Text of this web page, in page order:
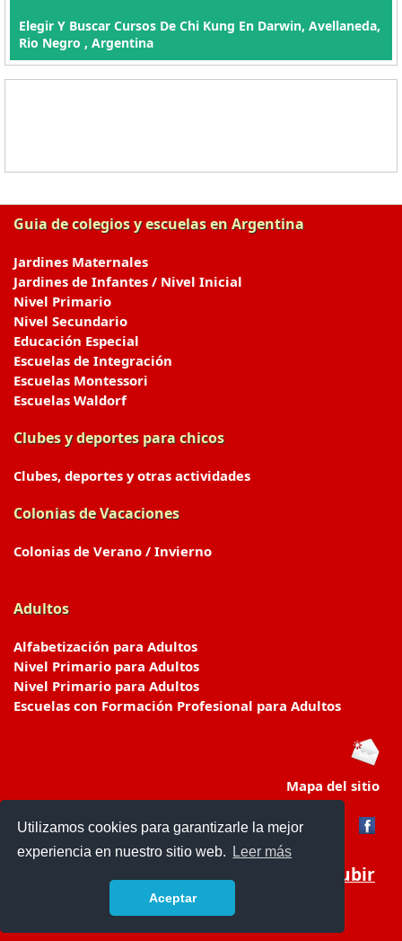
Utilizamos cookies para garantizarle la mejor
experiencia en nuestro sitio web.
Leer más
Aceptar
Elegir Y Buscar Cursos De Chi Kung En Darwin, Avellaneda,
Rio Negro , Argentina
Guia de colegios y escuelas en Argentina
Jardines Maternales
Jardines de Infantes / Nivel Inicial
Nivel Primario
Nivel Secundario
Educación Especial
Escuelas de Integración
Escuelas Montessori
Escuelas Waldorf
Clubes y deportes para chicos
Clubes, deportes y otras actividades
Colonias de Vacaciones
Colonias de Verano / Invierno
Adultos
Alfabetización para Adultos
Nivel Primario para Adultos
Nivel Primario para Adultos
Escuelas con Formación Profesional para Adultos
Mapa del sitio
Subir